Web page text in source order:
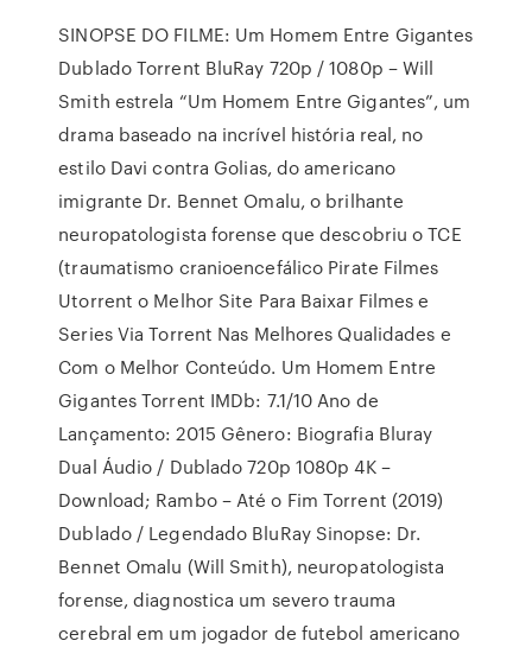
SINOPSE DO FILME: Um Homem Entre Gigantes
Dublado Torrent BluRay 720p / 1080p – Will
Smith estrela “Um Homem Entre Gigantes”, um
drama baseado na incrível história real, no
estilo Davi contra Golias, do americano
imigrante Dr. Bennet Omalu, o brilhante
neuropatologista forense que descobriu o TCE
(traumatismo cranioencefálico Pirate Filmes
Utorrent o Melhor Site Para Baixar Filmes e
Series Via Torrent Nas Melhores Qualidades e
Com o Melhor Conteúdo. Um Homem Entre
Gigantes Torrent IMDb: 7.1/10 Ano de
Lançamento: 2015 Gênero: Biografia Bluray
Dual Áudio / Dublado 720p 1080p 4K –
Download; Rambo – Até o Fim Torrent (2019)
Dublado / Legendado BluRay Sinopse: Dr.
Bennet Omalu (Will Smith), neuropatologista
forense, diagnostica um severo trauma
cerebral em um jogador de futebol americano